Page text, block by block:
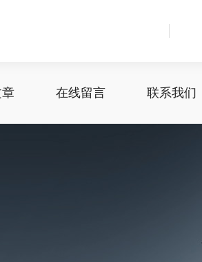
在线留言 联系我们